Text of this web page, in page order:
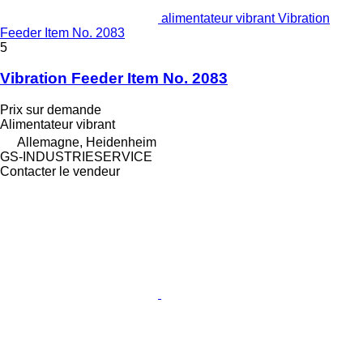
alimentateur vibrant Vibration
Feeder Item No. 2083
5
Vibration Feeder Item No. 2083
Prix sur demande
Alimentateur vibrant
Allemagne, Heidenheim
GS-INDUSTRIESERVICE
Contacter le vendeur